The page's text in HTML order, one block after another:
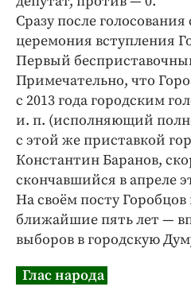
Сразу после голосования
церемония вступления
Первый
Примечательно, что
с 2013 года городским
и. п. (исполняющий
с этой же приставкой
Константин Баранов,
скончавшийся в апреле
На своём посту
ближайшие пять лет —
выборов в городскую
Глас народа